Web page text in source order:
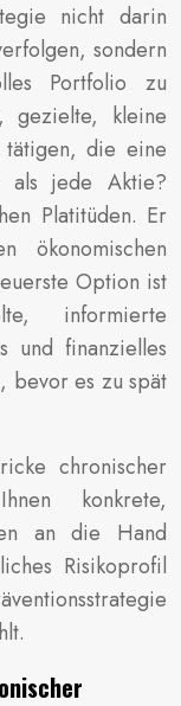
nicht darin
sondern
Portfolio zu
gezielte, kleine
tätigen, die eine
als jede Aktie?
Platitüden. Er
ökonomischen
Option ist
informierte
und finanzielles
bevor es zu spät
chronischer
konkrete,
an die Hand
Risikoprofil